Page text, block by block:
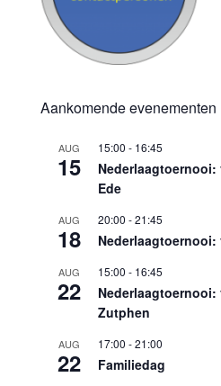
Aankomende evenementen
AUG
15
15:00 - 16:45
Nederlaagtoernooi:
Ede
AUG
18
20:00 -21:45
AUG
22
15:00 - 16:45
Zutphen
AUG
22
17:00 -21:00
Familiedag